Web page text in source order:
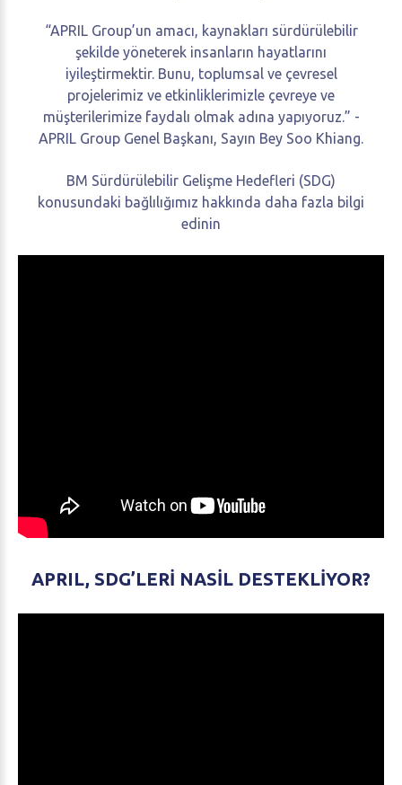
“APRIL Group’un amacı, kaynakları sürdürülebilir
şekilde yöneterek insanların hayatlarını
iyileştirmektir. Bunu, toplumsal ve çevresel
projelerimiz ve etkinliklerimizle çevreye ve
müşterilerimize faydalı olmak adına yapıyoruz.” -
APRIL Group Genel Başkanı, Sayın Bey Soo Khiang.
BM Sürdürülebilir Gelişme Hedefleri (SDG)
konusundaki bağlılığımız hakkında daha fazla bilgi
edinin
APRIL, SDG’LERI NASIL DESTEKLIYOR?